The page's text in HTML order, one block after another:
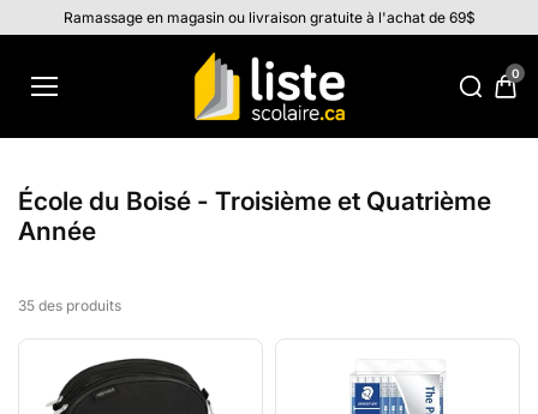
Aller au
contenu
Ramassage en magasin ou livraison gratuite à l'achat de 69$
0
École du Boisé - Troisième et Quatrième
Année
35 des produits